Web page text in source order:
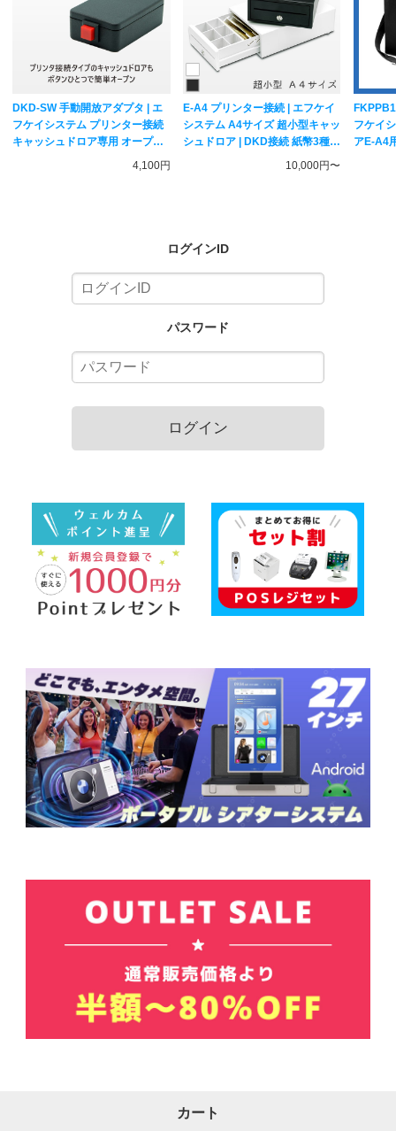
DKD-SW 手動開放アダプタ | エ
フケイシステム プリンター接続
キャッシュドロア専用 オープン
4,100円
E-A4 プリンター接続 | エフケイ
システム A4サイズ 超小型キャッ
シュドロア | DKD接続 紙幣3種・
10,000円〜
フケイ
アE-A4
ログインID
パスワード
ログイン
カート